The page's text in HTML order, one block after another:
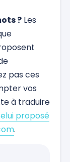
? Les
pas ces
vos
à traduire
proposé
.